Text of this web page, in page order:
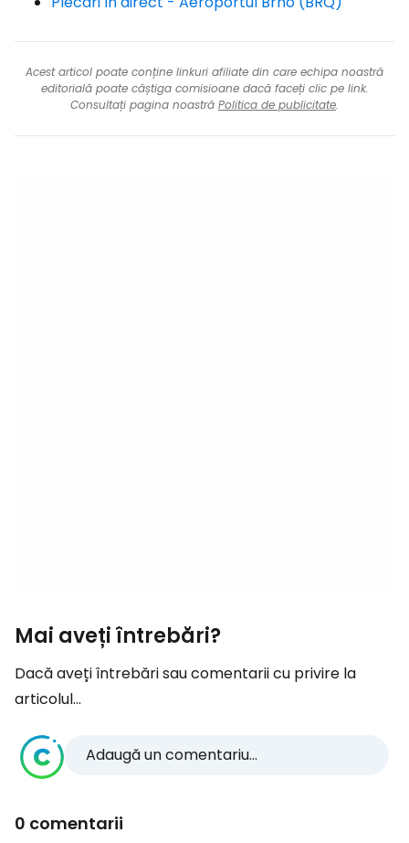
Acest articol poate conține linkuri afiliate din care echipa noastră
editorială poate câștiga comisioane dacă faceți clic pe link.
Consultați pagina noastră Politica de publicitate.
Mai aveți întrebări?
Dacă aveți întrebări sau comentarii cu privire la
articolul...
Adaugă un comentariu...
0 comentarii